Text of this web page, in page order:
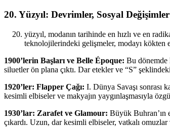
20. Yüzyıl: Devrimler, Sosyal
yüzyıl, modanın tarihinde en hızlı ve en
teknolojilerindeki gelişmeler, modayı kökten
1900’lerin Başları ve Belle Époque: Bu dönemde
siluetler ön plana çıktı. Dar etekler ve “S”
1920’ler: Flapper Çağı: I. Dünya Savaşı sonrası
kesimli elbiseler ve makyajın yaygınlaşmasıyla
1930’lar: Zarafet ve Glamour: Büyük Buhran’ın
çıkardı. Uzun, dar kesimli elbiseler, vatkalı